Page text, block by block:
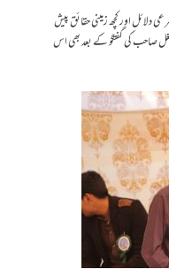
اور کچھ زمینی حقائق پیش
صاحب کی گفتگو کے بعد بھی اس